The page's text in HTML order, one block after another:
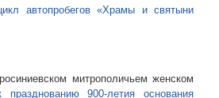
автопробегов «Храмы и святыни
митрополичьем женском
празднованию 900-летия основания